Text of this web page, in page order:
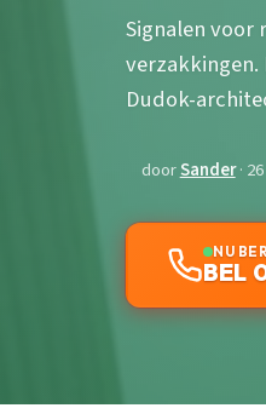
Signalen
Dudok-
doorSander·
NU
BEL